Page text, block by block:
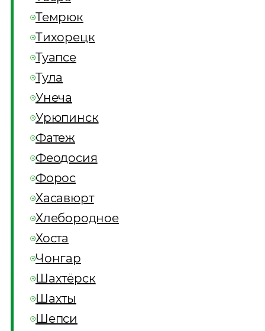
Темрюк
Тихорецк
Туапсе
Тула
Унеча
Урюпинск
Фатеж
Феодосия
Форос
Хасавюрт
Хлебородное
Хоста
Чонгар
Шахтёрск
Шахты
Шепси